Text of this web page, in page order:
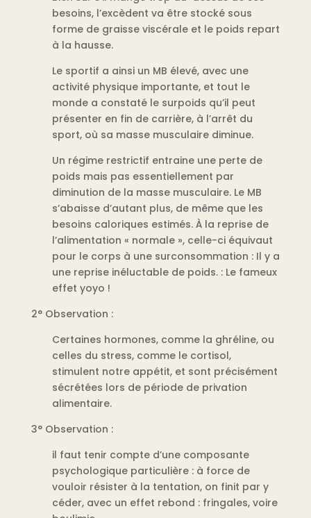
besoins, l’excèdent va être stocké sous
forme de graisse viscérale et le poids repart
à la hausse.
Le sportif a ainsi un MB élevé, avec une
activité physique importante, et tout le
monde a constaté le surpoids qu’il peut
présenter en fin de carrière, à l’arrêt du
sport, où sa masse musculaire diminue.
Un régime restrictif entraine une perte de
poids mais pas essentiellement par
diminution de la masse musculaire. Le MB
s’abaisse d’autant plus, de même que les
besoins caloriques estimés. À la reprise de
l’alimentation « normale », celle-ci équivaut
pour le corps à une surconsommation : Il y a
une reprise inéluctable de poids. : Le fameux
effet yoyo !
2° Observation :
Certaines hormones, comme la ghréline, ou
celles du stress, comme le cortisol,
stimulent notre appétit, et sont précisément
sécrétées lors de période de privation
alimentaire.
3° Observation :
il faut tenir compte d’une composante
psychologique particulière : à force de
vouloir résister à la tentation, on finit par y
céder, avec un effet rebond : fringales, voire